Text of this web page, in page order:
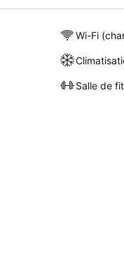
Wi-Fi
Salle de